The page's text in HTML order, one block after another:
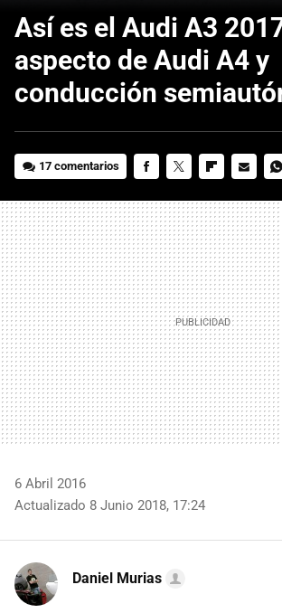
Así es el Audi A3
aspecto de Audi A4 y
conducción
17 comentarios
MAIL
6 Abril 2016
Actualizado 8 Junio 2018, 17:24
Daniel Murias